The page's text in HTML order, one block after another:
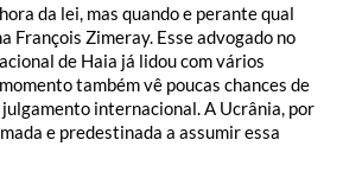
da lei, mas quando e perante qual
François Zimeray. Esse advogado no
de Haia já lidou com vários
também vê poucas chances de
julgamento internacional. A Ucrânia, por
e predestinada a assumir essa